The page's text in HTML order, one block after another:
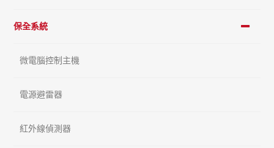
保全系統
微電腦控制主機
電源避雷器
紅外線偵測器